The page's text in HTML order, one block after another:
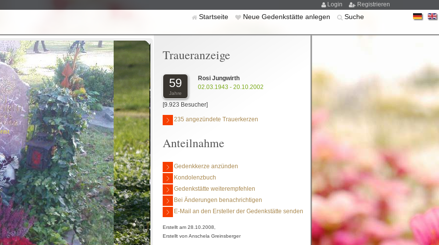
Login Registrieren
Startseite Neue Gedenkstätte anlegen Suche
Traueranzeige
59
Jahre
Rosi Jungwirth
02.03.1943 - 20.10.2002
[9.923 Besucher]
235 angezündete Trauerkerzen
Anteilnahme
Gedenkkerze anzünden
Kondolenzbuch
Gedenkstätte weiterempfehlen
Bei Änderungen benachrichtigen
E-Mail an den Ersteller der Gedenkstätte senden
Erstellt am 28.10.2008,
Erstellt von Anschela Greinsberger